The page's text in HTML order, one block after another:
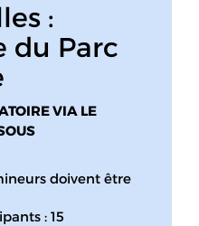
:
du Parc
VIA LE
doivent être
: 15